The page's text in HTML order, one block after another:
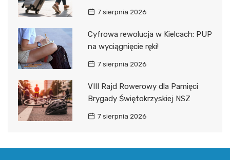
7 sierpnia 2026
Cyfrowa rewolucja w Kielcach: PUP
na wyciągnięcie ręki!
7 sierpnia 2026
VIII Rajd Rowerowy dla Pamięci
Brygady Świętokrzyskiej NSZ
7 sierpnia 2026